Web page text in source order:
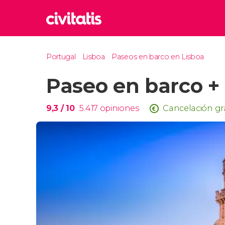
Italia
Reino
Turquía
Portugal Lisboa Paseos en barco en Lisboa
Paseo en barco
9,3 / 10 5.417 opiniones Cancelación